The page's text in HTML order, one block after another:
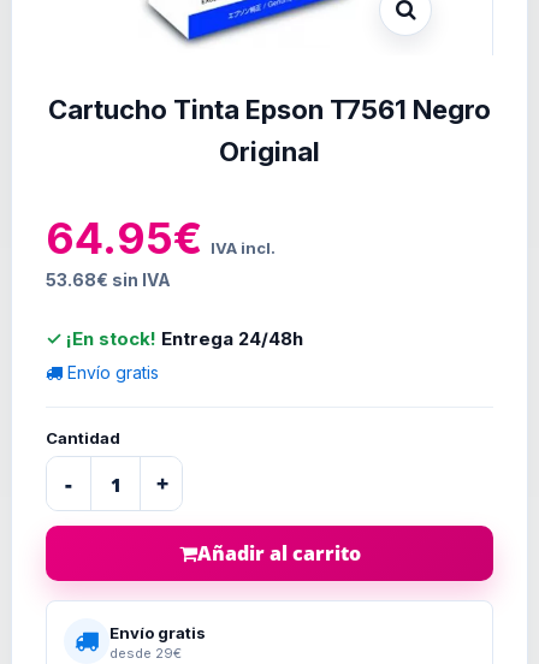
Cartucho Tinta Epson T7561 Negro
Original
64.95€ IVA incl.
53.68€ sin IVA
✓ ¡En stock! Entrega 24/48h
Envío gratis
Cantidad
- +
Añadir al carrito
Envío gratis
desde 29€